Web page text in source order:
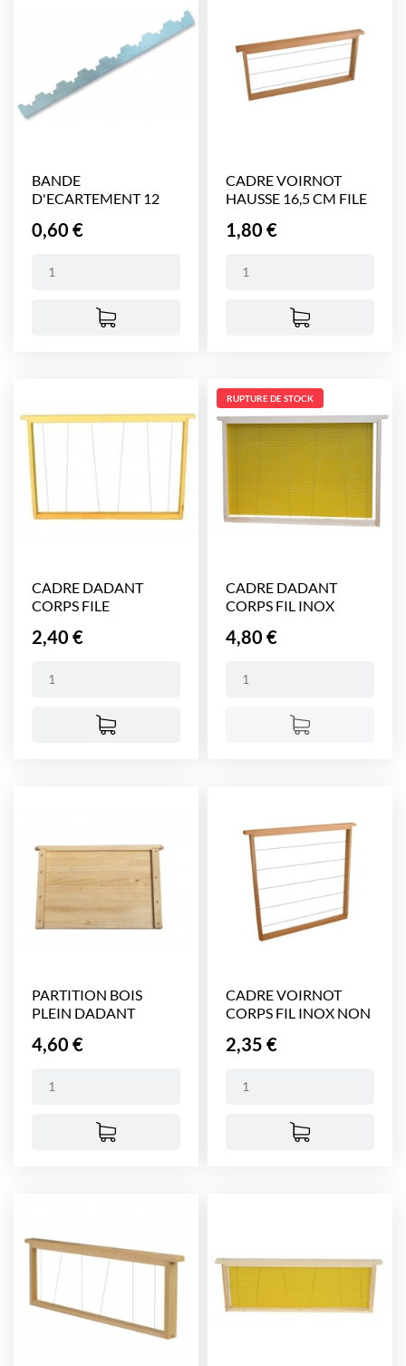
BANDE
D'ECARTEMENT 12
Prix
0,60 €
CADRE VOIRNOT
HAUSSE 16,5 CM FILE
Prix
1,80 €
CADRE DADANT
CORPS FILE
Prix
2,40 €
CADRE DADANT
CORPS FIL INOX
Prix
4,80 €
RUPTURE DE STOCK
PARTITION BOIS
PLEIN DADANT
Prix
4,60 €
CADRE VOIRNOT
CORPS FIL INOX NON
Prix
2,35 €